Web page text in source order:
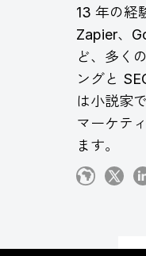
13 年の経
Zapier、
ど、多く
ングと
は小説家
マーケテ
ます。